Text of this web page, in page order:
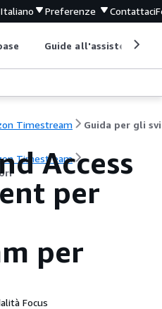
Italiano Preferenze Contattaci
Guide all'assistenza
Timestream
Timestream
Access
per
per
Focus